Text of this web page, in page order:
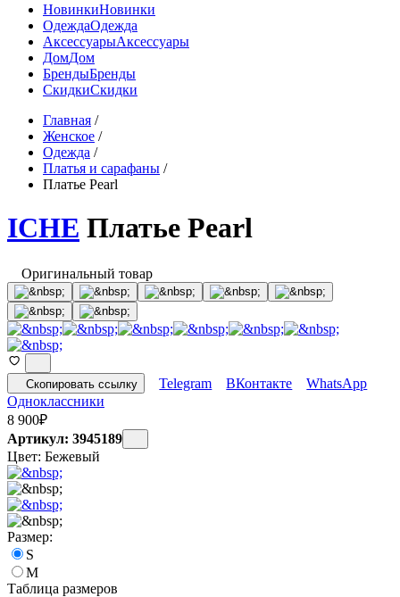
НовинкиНовинки
ОдеждаОдежда
АксессуарыАксессуары
ДомДом
БрендыБренды
СкидкиСкидки
Главная /
Женское /
Одежда /
Платья и сарафаны /
Платье Pearl
ICHE Платье Pearl
Оригинальный товар
Скопировать ссылку Telegram ВКонтакте
WhatsApp
Одноклассники
8 900₽
Артикул: 3945189
Цвет: Бежевый
Размер:
S
M
Таблица размеров